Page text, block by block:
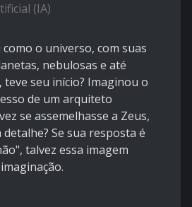
(IA)
o universo, com suas
nebulosas e até
seu início? Imaginou o
de um arquiteto
se assemelhasse a Zeus,
Se sua resposta é
talvez essa imagem